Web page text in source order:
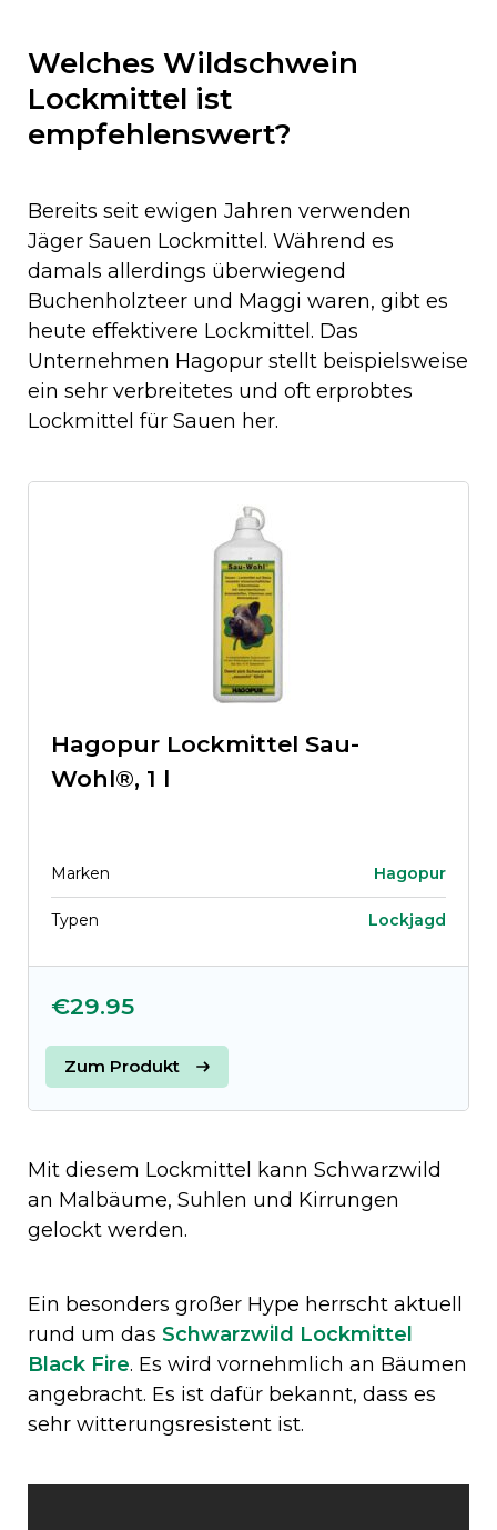
Welches Wildschwein
Lockmittel ist
empfehlenswert?
Bereits seit ewigen Jahren verwenden
Jäger Sauen Lockmittel. Während es
damals allerdings überwiegend
Buchenholzteer und Maggi waren, gibt es
heute effektivere Lockmittel. Das
Unternehmen Hagopur stellt beispielsweise
ein sehr verbreitetes und oft erprobtes
Lockmittel für Sauen her.
Hagopur Lockmittel Sau-
Wohl®, 1 l
Marken Hagopur
Typen Lockjagd
€29.95
Zum Produkt
Mit diesem Lockmittel kann Schwarzwild
an Malbäume, Suhlen und Kirrungen
gelockt werden.
Ein besonders großer Hype herrscht aktuell
rund um das Schwarzwild Lockmittel
Black Fire. Es wird vornehmlich an Bäumen
angebracht. Es ist dafür bekannt, dass es
sehr witterungsresistent ist.